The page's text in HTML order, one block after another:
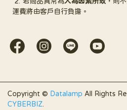
運費將由客戶自行負擔。
Copyright © Datalamp All Rights
CYBERBIZ.